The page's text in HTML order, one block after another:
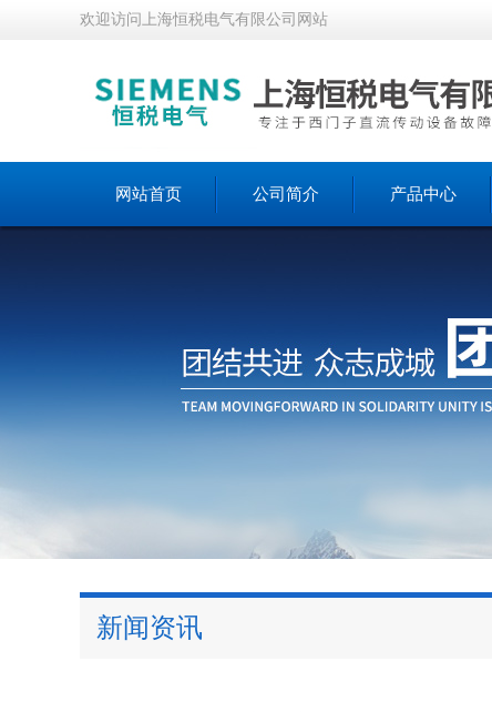
欢迎访问上海恒税电气有限公司网站
网站首页 公司简介 产品中心
新闻资讯